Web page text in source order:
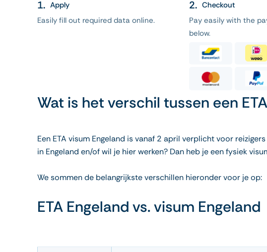
Apply
Easily fill out required data online.
Checkout
Pay easily with the
below.
Wat is het verschil tussen een
Een ETA visum Engeland is vanaf 2 april verplicht voor
in Engeland en/of wil je hier werken? Dan heb je een fysiek
We sommen de belangrijkste verschillen hieronder voor je op:
ETA Engeland vs. visum Engeland